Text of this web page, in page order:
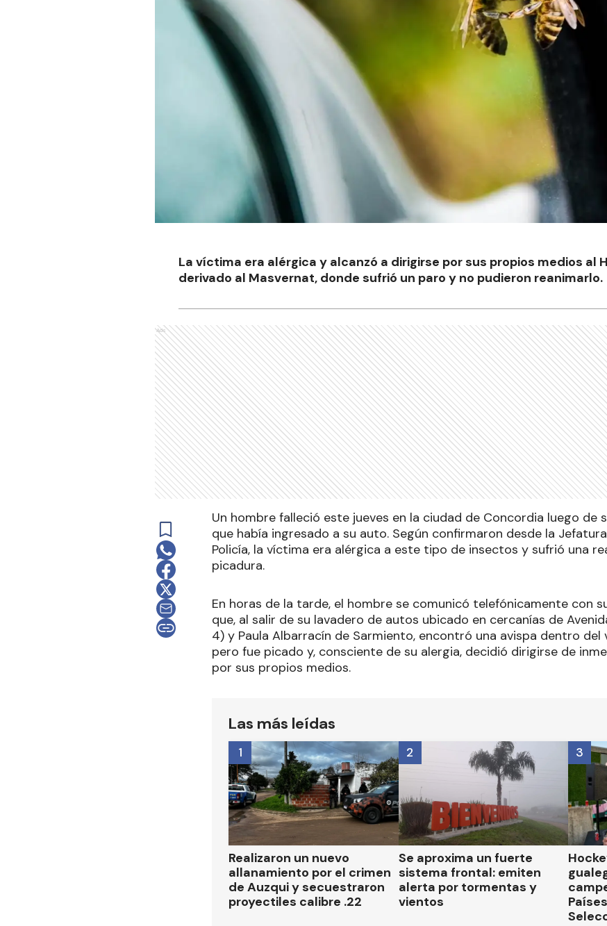
La víctima era alérgica y alcanzó a dirigirse por sus propios medios al
derivado al Masvernat, donde sufrió un paro y no pudieron reanimarlo.
Ads
Un hombre falleció este jueves en la ciudad de Concordia luego de
que había ingresado a su auto. Según confirmaron desde la
Policía, la víctima era alérgica a este tipo de insectos y sufrió una
picadura.
En horas de la tarde, el hombre se comunicó telefónicamente con
que, al salir de su lavadero de autos ubicado en cercanías de
4) y Paula Albarracín de Sarmiento, encontró una avispa dentro
pero fue picado y, consciente de su alergia, decidió dirigirse de
por sus propios medios.
Las más leídas
Realizaron un nuevo
allanamiento por el crimen
de Auzqui y secuestraron
proyectiles calibre .22
1
Se aproxima un fuerte
sistema frontal: emiten
alerta por tormentas y
vientos
2 3